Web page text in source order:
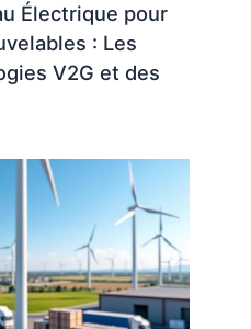
Électrique pour
: Les
V2G et des